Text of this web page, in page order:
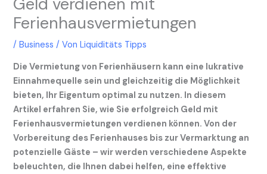
Ferienhausvermietungen
/Business / VonLiquiditäts Tipps
Die Vermietung von Ferienhäusern kann eine lukrative
Einnahmequelle sein und gleichzeitig die Möglichkeit
bieten, Ihr Eigentum optimal zu nutzen. In diesem
Artikel erfahren Sie, wie Sie erfolgreich Geld mit
Ferienhausvermietungen verdienen können. Von der
Vorbereitung des Ferienhauses bis zur Vermarktung an
potenzielle Gäste – wir werden verschiedene Aspekte
beleuchten, die Ihnen dabei helfen, eine effektive